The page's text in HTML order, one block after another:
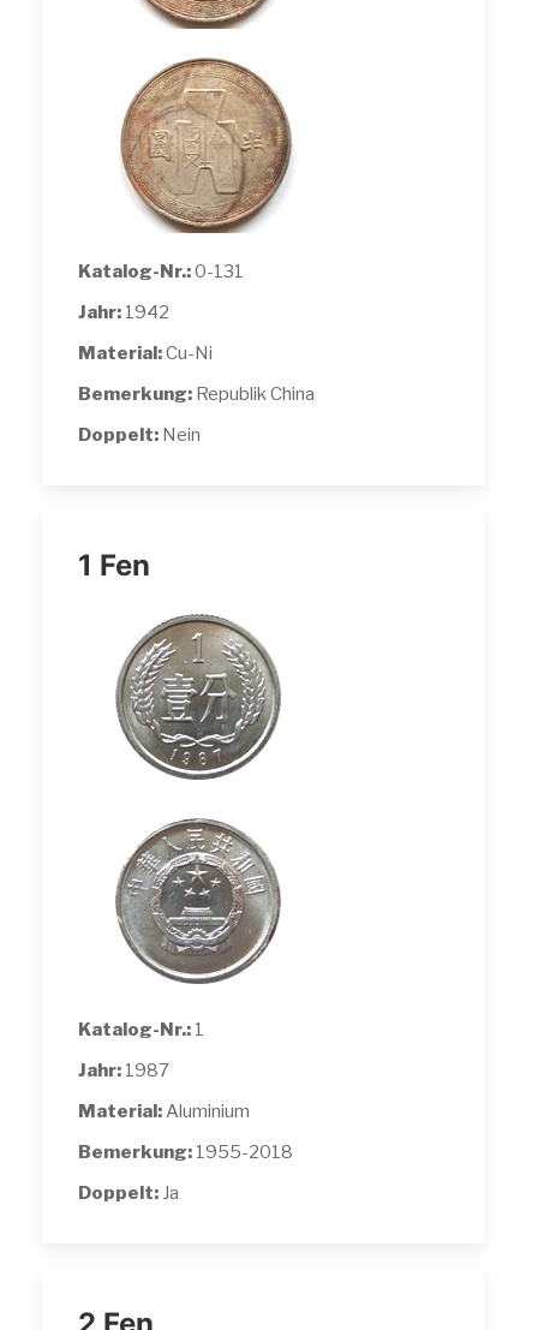
Katalog-Nr.:0-131
Jahr: 1942
Material:Cu-Ni
Bemerkung: Republik China
Doppelt: Nein
1 Fen
Katalog-Nr.: 1
Jahr: 1987
Material:Aluminium
Bemerkung: 1955-2018
Doppelt: Ja